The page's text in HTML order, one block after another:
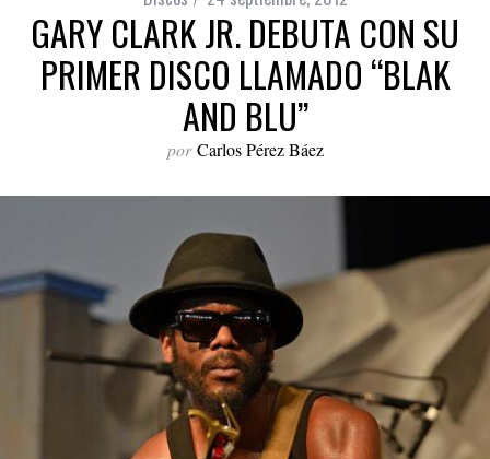
GARY CLARK JR. DEBUTA CON SU
PRIMER DISCO LLAMADO “BLAK
AND BLU”
por Carlos Pérez Báez